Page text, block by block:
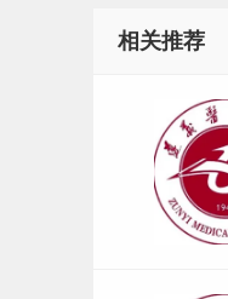
业生；报考
5.报考体育
（三）退役
名时按要
相关推荐